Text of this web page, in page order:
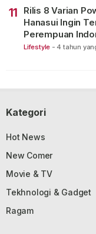
11
Rilis 8 Varian
Hanasui Ingin
Perempuan
Lifestyle - 4 tahun
Kategori
Hot News
New Comer
Movie & TV
Tekhnologi & Gadget
Ragam